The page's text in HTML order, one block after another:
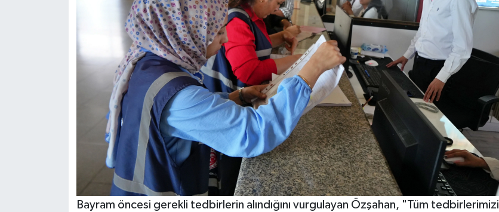
Bayram öncesi gerekli tedbirlerin alındığını vurgulayan Özşahan, "Tüm tedbirlerimizi